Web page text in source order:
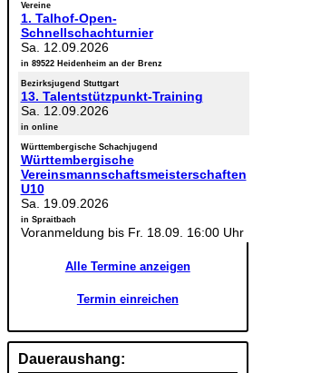
Vereine
1. Talhof-Open-
Schnellschachturnier
Sa. 12.09.2026
in 89522 Heidenheim an der Brenz
Bezirksjugend Stuttgart
13. Talentstützpunkt-Training
Sa. 12.09.2026
in online
Württembergische Schachjugend
Württembergische
Vereinsmannschaftsmeisterschaften
U10
Sa. 19.09.2026
in Spraitbach
Voranmeldung bis Fr. 18.09. 16:00 Uhr
Alle Termine anzeigen
Termin einreichen
Daueraushang: